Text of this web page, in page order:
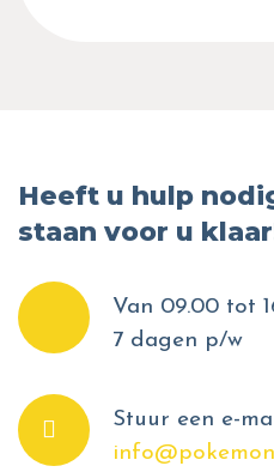
Heeft u hulp
staan voor u
Van 09.00 tot
7 dagen p/w
Stuur een e-